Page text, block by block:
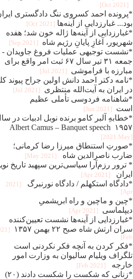
[2021 Oct]
*پرونده احمد کسروی ننگ دادگستری
بود... غبارزدایی از آینه‌ها [2021 Oct]
*غبارزدایی از آینه‌ها ژاله خون شد؛ هفده
شهریور، آغازِ پایانِ رژیم شاه
[2021 Sep]
*نشست توجیهی عملیات فروغ جاویدان -
جمعه ۳۱ تیر سال ۶۷ ثبت امر واقع برای
مبارزه با فراموشی
[2021 Jul]
*نامه دکتر احمد دانش اولین جراح پیوند
در ایران به آیت‌الله منتظری
[2021 Jul]
*شاهنامه فردوسی تأملی عظیم
است
[2021 Jun]
*خطابهِ آلبر کامو برنده نوبل ادبیات در
۱۹۵۷ Albert Camus – Banquet speech
[2021 May]
*صورتِ استنطاق میرزا رضا کرمانی؛
ضارب ناصرالدین شاه
[2021 May]
* ترور رزم‌آرا سیاسی‌ترین سپهبد تاریخ
ایران
[2021 Apr]
*دادگاه استکهلم / دادگاه نورنبرگ
[2021
Apr]
*چین و ماچین و راه ابريشمیِ
ديپلماسی
[2021 Apr]
*غبارزدایی از آینه‌ها نشست تعیین‌کننده
سران ارتش شاه صبح ۲۲ بهمن ۱۳۵۷
Feb]
*فکر کردن به آنچه فکر نکردنی است
تلگراف ویلیام سالیوان به وزارت امور
خارجه
[2021 Feb]
*زنانی که شکست را شکست دادند (۲۰)